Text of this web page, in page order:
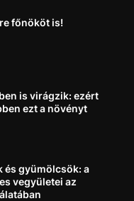
főnököt is!
is virágzik: ezért
ezt a növényt
és gyümölcsök: a
vegyületei az